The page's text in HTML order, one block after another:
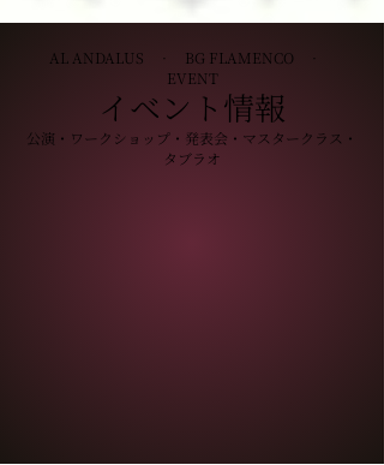
AL ANDALUS · BG FLAMENCO ·
EVENT
イベント情報
公演・ワークショップ・発表会・マスタークラス・
タブラオ